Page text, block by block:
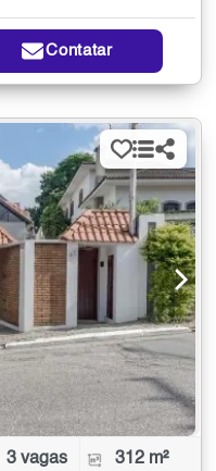
Contatar
3 vagas 312 m²